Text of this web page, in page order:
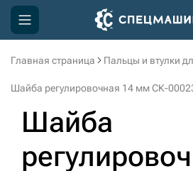
Главная страница Пальцы и втулки
Шайба регулировочная 14 мм СК-
Шайба
Компания
Доставка и оплата
Информация